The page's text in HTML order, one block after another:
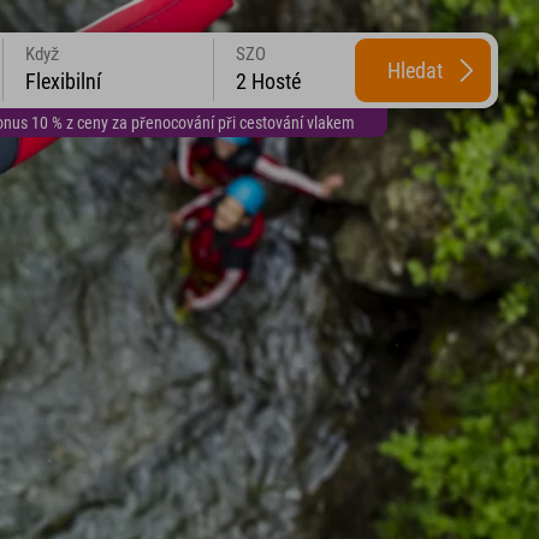
10 % z ceny za přenocování při cestování vlakem
Když
Flexibilní
SZO
2 Hosté Hledat